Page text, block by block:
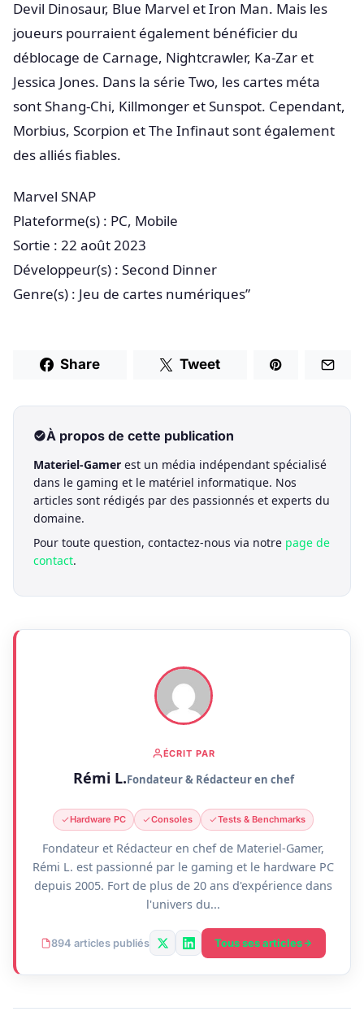
Devil Dinosaur, Blue Marvel et Iron Man. Mais les
joueurs pourraient également bénéficier du
déblocage de Carnage, Nightcrawler, Ka-Zar et
Jessica Jones. Dans la série Two, les cartes méta
sont Shang-Chi, Killmonger et Sunspot. Cependant,
Morbius, Scorpion et The Infinaut sont également
des alliés fiables.
Marvel SNAP
Plateforme(s) : PC, Mobile
Sortie : 22 août 2023
Développeur(s) : Second Dinner
Genre(s) : Jeu de cartes numériques”
Share Tweet
À propos de cette publication
Materiel-Gamer est un média indépendant spécialisé
dans le gaming et le matériel informatique. Nos
articles sont rédigés par des passionnés et experts du
domaine.
Pour toute question, contactez-nous via notre page de
contact.
ÉCRIT PAR
Rémi L.Fondateur & Rédacteur en chef
Hardware PC Consoles Tests & Benchmarks
Fondateur et Rédacteur en chef de Materiel-Gamer,
Rémi L. est passionné par le gaming et le hardware PC
depuis 2005. Fort de plus de 20 ans d'expérience dans
l'univers du...
894 articles publiés Tous ses articles